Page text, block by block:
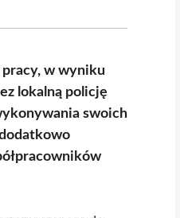
pracy, w wyniku
lokalną policję
swoich